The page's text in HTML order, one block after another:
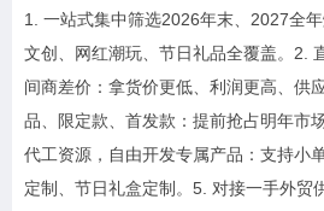
1. 一站式集中筛选2026年末、2027全
文创、网红潮玩、节日礼品全覆盖。2.
间商差价：拿货价更低、利润更高、供
品、限定款、首发款：提前抢占明年市
代工资源，自由开发专属产品：支持小
定制、节日礼盒定制。5. 对接一手外贸